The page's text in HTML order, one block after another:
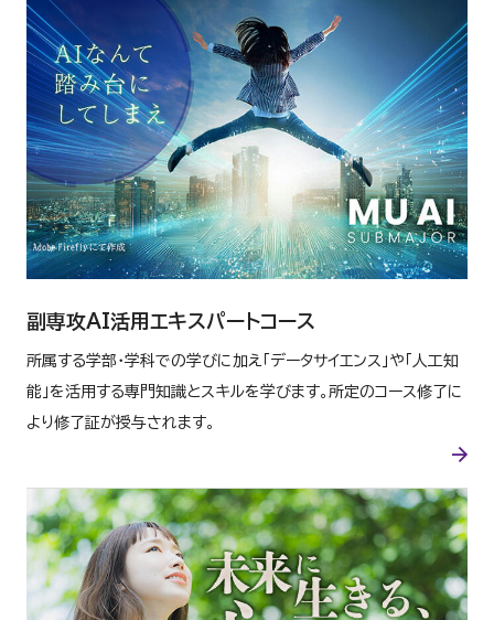
副専攻AI活用エキスパートコース
所属する学部・学科での学びに加え「データサイエンス」や「人工知
能」を活用する専門知識とスキルを学びます。所定のコース修了に
より修了証が授与されます。